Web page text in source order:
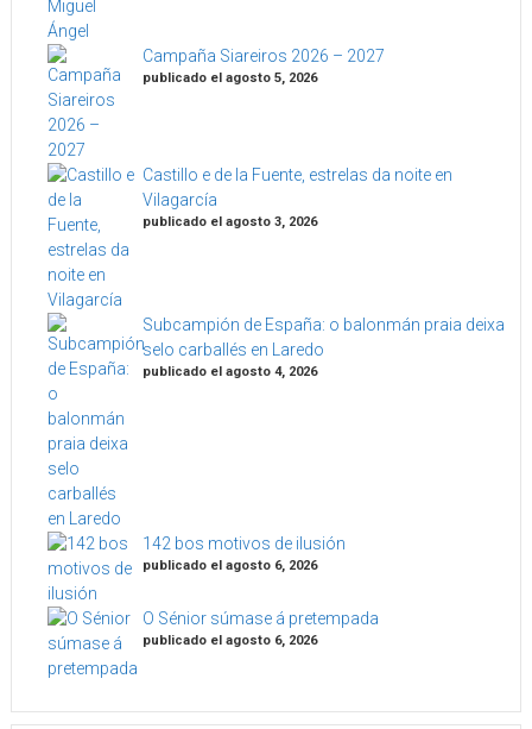
Campaña Siareiros 2026 – 2027
publicado el agosto 5, 2026
Castillo e de la Fuente, estrelas da noite en
Vilagarcía
publicado el agosto 3, 2026
Subcampión de España: o balonmán praia deixa
selo carballés en Laredo
publicado el agosto 4, 2026
142 bos motivos de ilusión
publicado el agosto 6, 2026
O Sénior súmase á pretempada
publicado el agosto 6, 2026